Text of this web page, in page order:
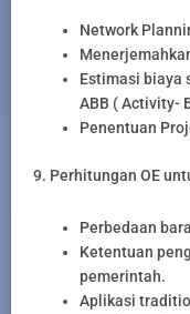
Network
Estimasi biaya
ABB ( Activity-
Penentuan
9. Perhitungan OE
Perbedaan
Ketentuan
pemerintah.
Aplikasi